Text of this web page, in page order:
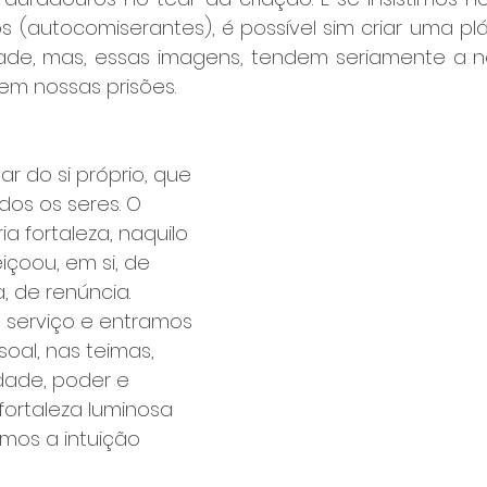
(autocomiserantes), é possível sim criar uma
mas, essas imagens, tendem seriamente a
nossas prisões.
do si próprio, que
os seres. O
fortaleza, naquilo
em si, de
de renúncia.
e entramos
nas teimas,
poder e
luminosa
a intuição